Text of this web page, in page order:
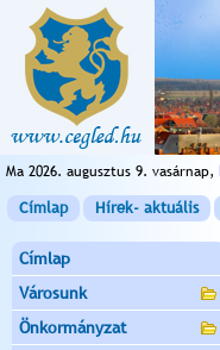
Ma 2026. augusztus 9. vasárnap,
Címlap Hírek- aktuális
Címlap
Városunk
Önkormányzat